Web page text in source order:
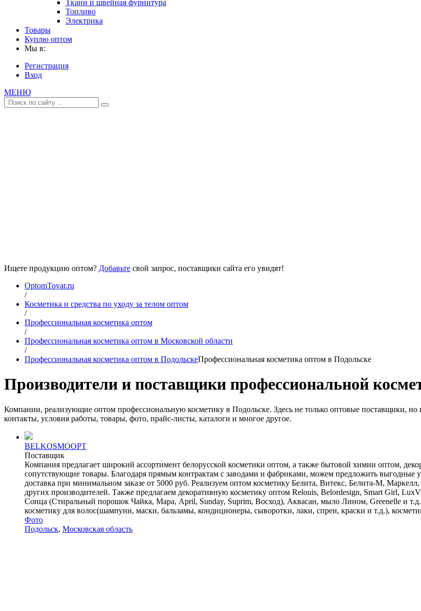
Ткани и швейная фурнитура
Топливо
Электрика
Товары
Куплю оптом
Мы в:
Регистрация
Вход
МЕНЮ
Ищете продукцию оптом? Добавьте свой запрос, поставщики сайта его увидят!
OptomTovar.ru
/
Косметика и средства по уходу за телом оптом
/
Профессиональная косметика оптом
/
Профессиональная косметика оптом в Московской области
/
Профессиональная косметика оптом в ПодольскеПрофессиональная косметика оптом в Подольске
Производители и поставщики профессиональной
Компании, реализующие оптом профессиональную косметику в Подольске. Здесь не только оптовые поставщики,
контакты, условия работы, товары, фото, прайс-листы, каталоги и многое другое.
BELKOSMOOPT
Поставщик
Компания предлагает широкий ассортимент белорусской косметики оптом, а также бытовой химии оптом,
сопутствующие товары. Благодаря прямым контрактам с заводами и фабриками, можем предложить выгодные
доставка при минимальном заказе от 5000 руб. Реализуем оптом косметику Белита, Витекс, Белита-М,
других производителей. Также предлагаем декоративную косметику оптом Relouis, Belordesign, Smart Girl,
Сонца (Стиральный порошок Чайка, Мара, April, Sunday, Suprim, Восход), Аквасан, мыло Лином, Greenelle и
косметику для волос(шампуни, маски, бальзамы, кондиционеры, сыворотки, лаки, спреи, краски и т.д.),
Фото
Подольск, Московская область